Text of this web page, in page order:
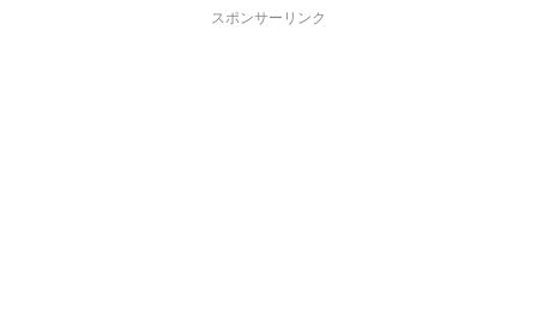
スポンサーリンク